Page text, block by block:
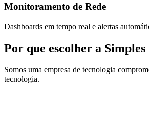
Monitoramento de Rede
Dashboards em tempo real e alertas
Por que escolher a
Somos uma empresa de tecnologia
tecnologia.